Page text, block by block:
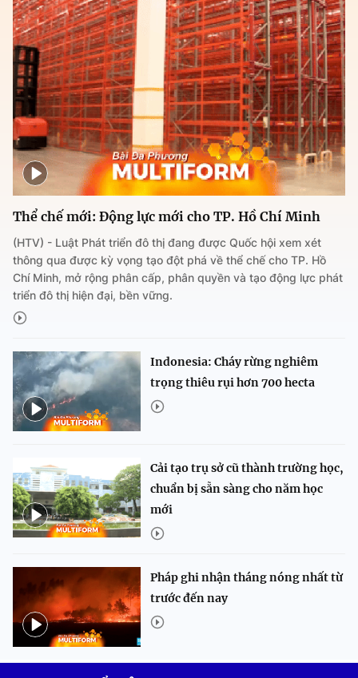
Thể chế mới: Động lực mới cho TP. Hồ Chí Minh
(HTV) - Luật Phát triển đô thị đang được Quốc hội xem xét
thông qua được kỳ vọng tạo đột phá về thể chế cho TP. Hồ
Chí Minh, mở rộng phân cấp, phân quyền và tạo động lực phát
triển đô thị hiện đại, bền vững.
Indonesia: Cháy rừng nghiêm
trọng thiêu rụi hơn 700 hecta
Cải tạo trụ sở cũ thành trường học,
chuẩn bị sẵn sàng cho năm học
mới
Pháp ghi nhận tháng nóng nhất từ
trước đến nay